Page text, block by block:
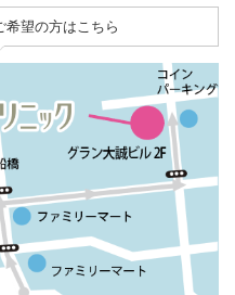
希望の方はこちら